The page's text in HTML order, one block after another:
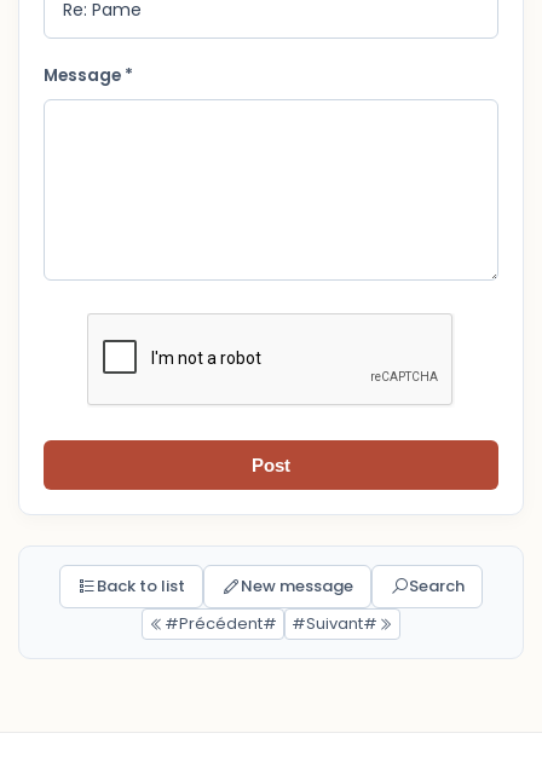
Message *
Post
Back to list New message
Search
#Précédent#
#Suivant#